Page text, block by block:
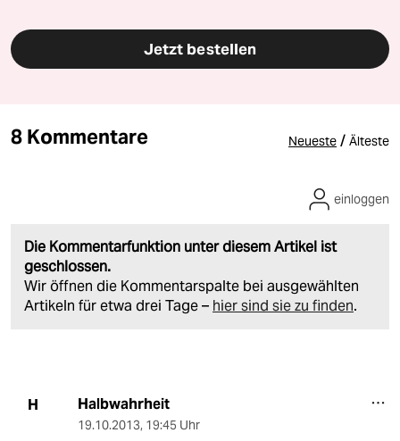
Jetzt bestellen
8 Kommentare Neueste / Älteste
Die Kommentarfunktion unter diesem Artikel ist
geschlossen.
Wir öffnen die Kommentarspalte bei ausgewählten
Artikeln für etwa drei Tage – hier sind sie zu finden.
einloggen
H Halbwahrheit
19.10.2013, 19:45 Uhr